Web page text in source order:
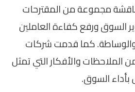
مجموعة من المقترحات
السوق ورفع كفاءة العاملين
والوساطة. كما قدمت شركات
والأفكار التي تمثل
بأداء السوق.